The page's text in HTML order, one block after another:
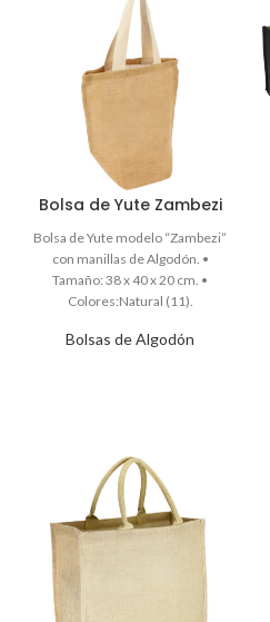
Bolsa de Yute Zambezi
Bolsas de Algodón